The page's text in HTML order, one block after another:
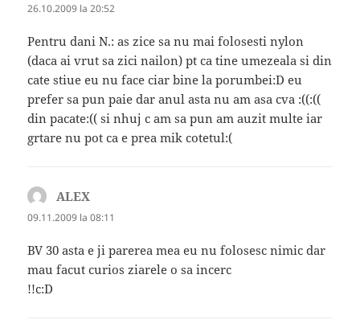
26.10.2009 la 20:52
Pentru dani N.: as zice sa nu mai folosesti nylon
(daca ai vrut sa zici nailon) pt ca tine umezeala si din
cate stiue eu nu face ciar bine la porumbei:D eu
prefer sa pun paie dar anul asta nu am asa cva :((:((
din pacate:(( si nhuj c am sa pun am auzit multe iar
grtare nu pot ca e prea mik cotetul:(
ALEX
09.11.2009 la 08:11
BV 30 asta e ji parerea mea eu nu folosesc nimic dar
mau facut curios ziarele o sa incerc
!!c:D